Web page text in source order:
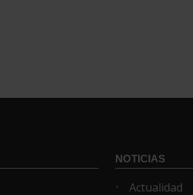
NOTICIAS
Actualidad